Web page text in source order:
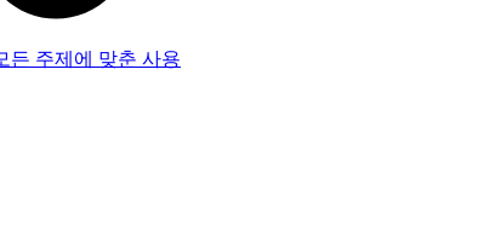
든 주제에 맞춘 사용